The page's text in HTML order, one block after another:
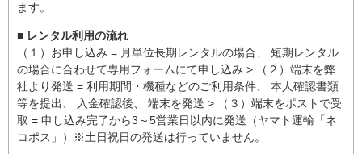
ます。
■ レンタル利用の流れ
（１）お申し込み = 月単位長期レンタルの場合、 短期レンタル
の場合に合わせて専用フォームにて申し込み > （２）端末を弊
社より発送 = 利用期間・機種などのご利用条件、 本人確認書類
等を提出、 入金確認後、 端末を発送 > （３）端末をポストで受
取 = 申し込み完了から3～5営業日以内に発送（ヤマト運輸「ネ
コポス」）※土日祝日の発送は行っていません。